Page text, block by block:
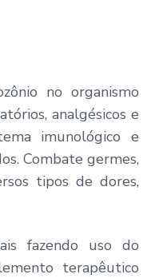
no organismo
analgésicos e
imuno­lógico e
Combate germes,
tipos de dores,
fazendo uso do
terapêutico